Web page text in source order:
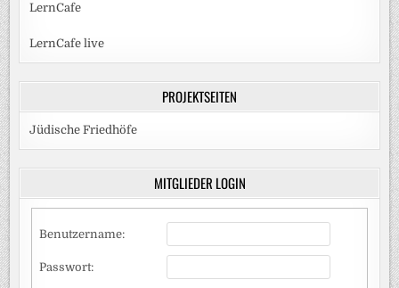
LernCafe
LernCafe live
PROJEKTSEITEN
Jüdische Friedhöfe
MITGLIEDER LOGIN
Benutzername:
Passwort: